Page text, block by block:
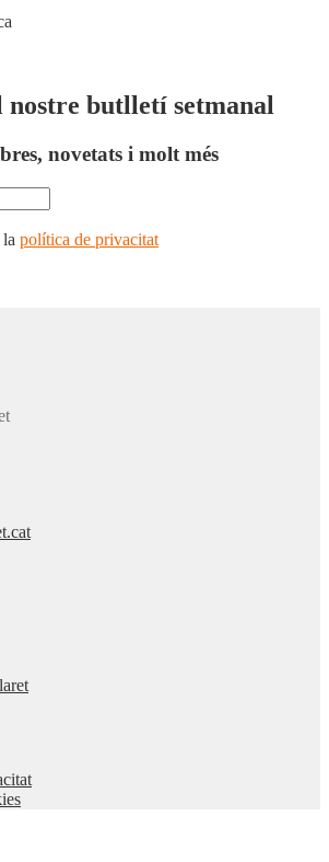
nostre butlletí setmanal
novetats i molt més
política de privacitat